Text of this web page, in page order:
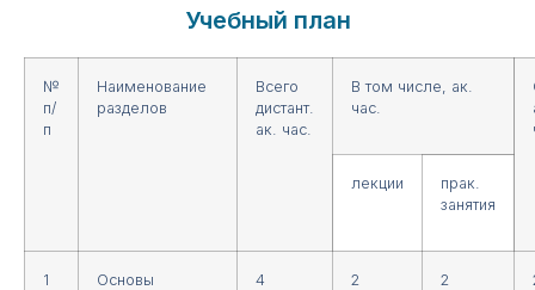
Учебный план
№
п/
п
Наименование
разделов
Всего
дистант.
ак. час.
В том числе, ак.
час.
лекции
прак.
занятия
1
Основы
4 2 2